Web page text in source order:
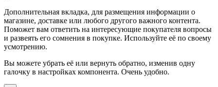
Дополнительная вкладка, для размещения информации о
магазине, доставке или любого другого важного контента.
Поможет вам ответить на интересующие покупателя вопросы
и развеять его сомнения в покупке. Используйте её по своему
усмотрению.
Вы можете убрать её или вернуть обратно, изменив одну
галочку в настройках компонента. Очень удобно.